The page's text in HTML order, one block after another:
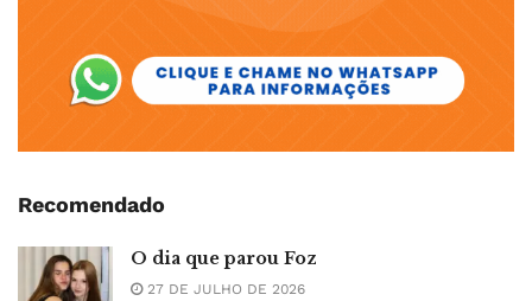
Recomendado
O dia que parou Foz
27 DE JULHO DE 2026